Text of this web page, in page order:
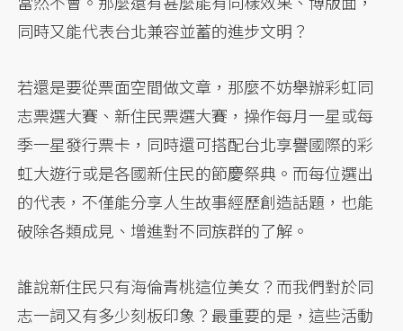
同時又能代表台北兼容並蓄的進步文明？
若還是要從票面空間做文章，那麼不妨舉辦彩虹同
志票選大賽、新住民票選大賽，操作每月一星或每
季一星發行票卡，同時還可搭配台北享譽國際的彩
虹大遊行或是各國新住民的節慶祭典。而每位選出
的代表，不僅能分享人生故事經歷創造話題，也能
破除各類成見、增進對不同族群的了解。
誰說新住民只有海倫青桃這位美女？而我們對於同
志一詞又有多少刻板印象？最重要的是，這些活動